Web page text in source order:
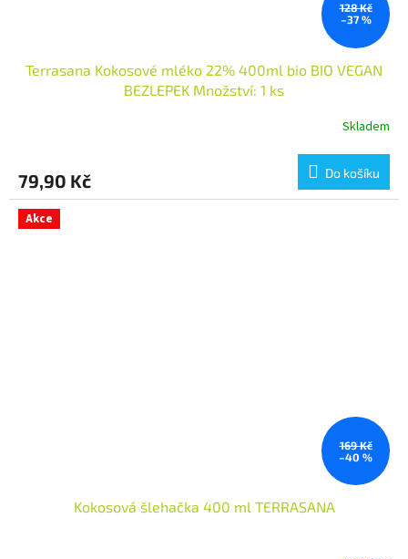
128 Kč
–37 %
Terrasana Kokosové mléko 22% 400ml bio BIO VEGAN
BEZLEPEK Množství: 1 ks
Skladem
79,90 Kč Do košíku
Akce
169 Kč
–40 %
Kokosová šlehačka 400 ml TERRASANA